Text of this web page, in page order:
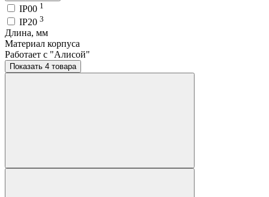
IP00 1
IP20 3
Длина, мм
Материал корпуса
Работает с "Алисой"
Показать 4 товара